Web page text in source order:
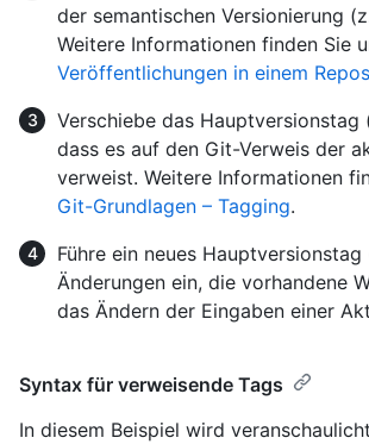
der semantischen Versionierung
Weitere Informationen finden Sie
Veröffentlichungen in einem
Verschiebe das Hauptversionstag
dass es auf den Git-Verweis der
verweist. Weitere Informationen
Git-Grundlagen – Tagging.
Führe ein neues Hauptversionstag
Änderungen ein, die vorhandene
das Ändern der Eingaben einer
Syntax für verweisende Tags
In diesem Beispiel wird